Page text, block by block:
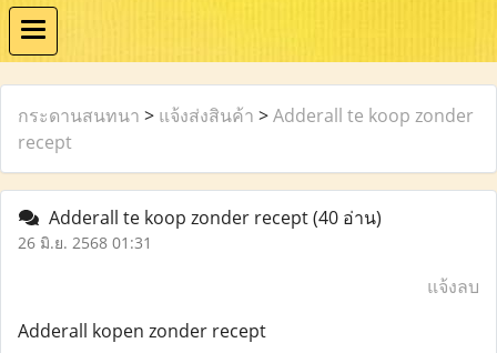
กระดานสนทนา > แจ้งส่งสินค้า >Adderall te koop zonder
recept
Adderall te koop zonder recept(40 อ่าน)
26 มิ.ย. 2568 01:31
แจ้งลบ
Adderall kopen zonder recept